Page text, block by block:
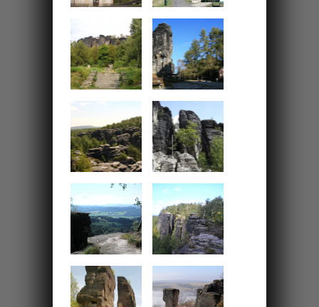
Bielatalu
Z Königstein na
Lilienstein přívozem
přes Labe
Vyrážíme na jeden z nejhezčích výletů
Saským Švýcarskem. Ideálním výchozím
bodem je parkoviště u pevnosti
Königstein.